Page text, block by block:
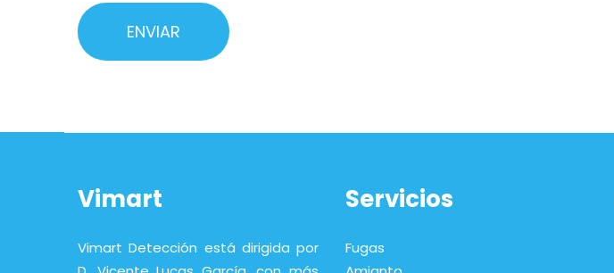
Vimart
Vimart Detección está dirigida por
Servicios
Fugas